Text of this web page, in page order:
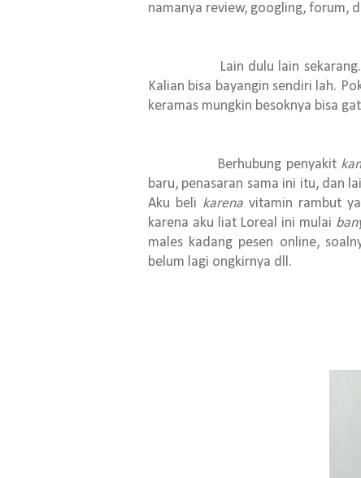
namanya review, googling, forum,
Lain dulu lain sekarang.
Kalian bisa bayangin sendiri lah.
keramas mungkin besoknya bisa
Berhubung penyakit
baru, penasaran sama ini itu, dan
Aku beli karena vitamin rambut
karena aku liat Loreal ini mulai
males kadang pesen online,
belum lagi ongkirnya dll.